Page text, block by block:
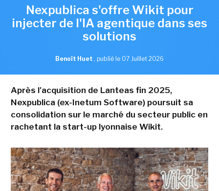
Nexpublica s'offre Wikit pour
injecter de l'IA agentique dans ses
solutions
Benoît Huet , publié le 07 Juillet 2026
Après l'acquisition de Lanteas fin 2025,
Nexpublica (ex-Inetum Software) poursuit sa
consolidation sur le marché du secteur public en
rachetant la start-up lyonnaise Wikit.